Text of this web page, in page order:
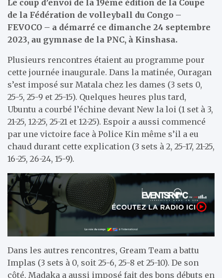
Le coup d’envoi de la 19ème édition de la Coupe
de la Fédération de volleyball du Congo –
FEVOCO – a démarré ce dimanche 24 septembre
2023, au gymnase de la PNC, à Kinshasa.
Plusieurs rencontres étaient au programme pour
cette journée inaugurale. Dans la matinée, Ouragan
s’est imposé sur Matala chez les dames (3 sets 0,
25-5, 25-9 et 25-15). Quelques heures plus tard,
Ubuntu a courbé l’échine devant New la loi (1 set à 3,
21-25, 12-25, 25-21 et 12-25). Espoir a aussi commencé
par une victoire face à Police Kin même s’il a eu
chaud durant cette explication (3 sets à 2, 25-17, 21-25,
16-25, 26-24, 15-9).
Dans les autres rencontres, Gream Team a battu
Implas (3 sets à 0, soit 25-6, 25-8 et 25-10). De son
côté, Madaka a aussi imposé fait des bons débuts en